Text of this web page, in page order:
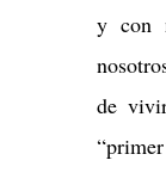
y con
de